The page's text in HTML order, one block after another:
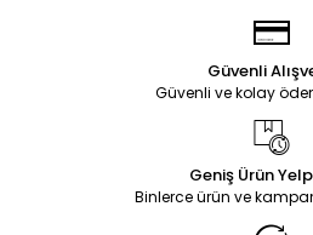
Güvenli
Güvenli ve kolay
Geniş Ürün
Binlerce ürün ve